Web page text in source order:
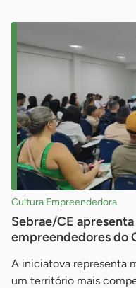
Cultura Empreendedora
Sebrae/CE
empreendedores do
A iniciatova representa
um território mais